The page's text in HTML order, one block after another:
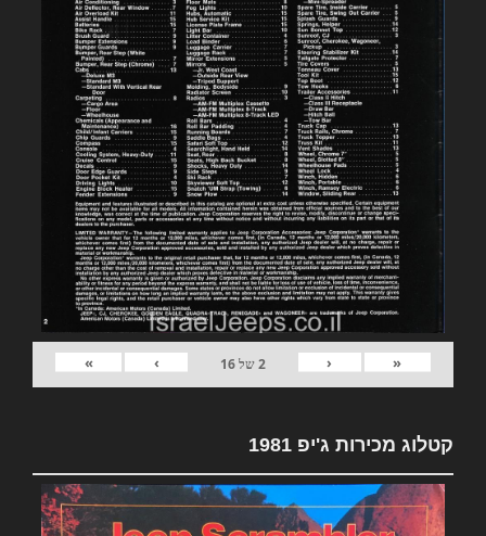
«
‹
2של16
›
»
קטלוג מכירות ג'יפ 1981